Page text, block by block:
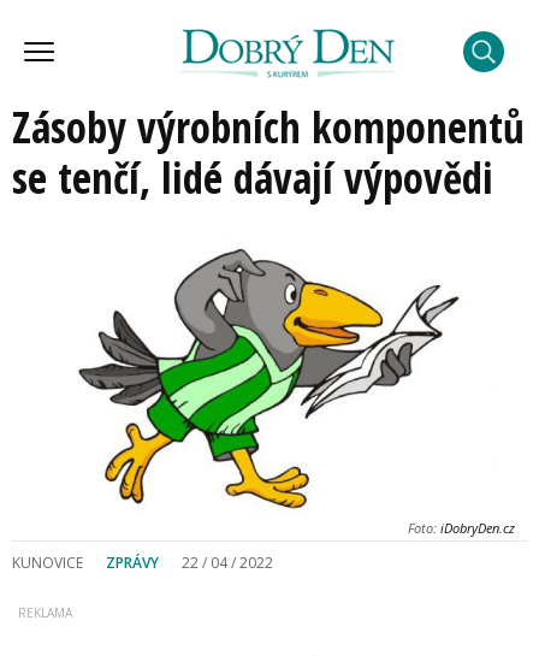
Zásoby výrobních komponentů
se tenčí, lidé dávají výpovědi
Foto: iDobryDen.cz
KUNOVICE ZPRÁVY 22 / 04 / 2022